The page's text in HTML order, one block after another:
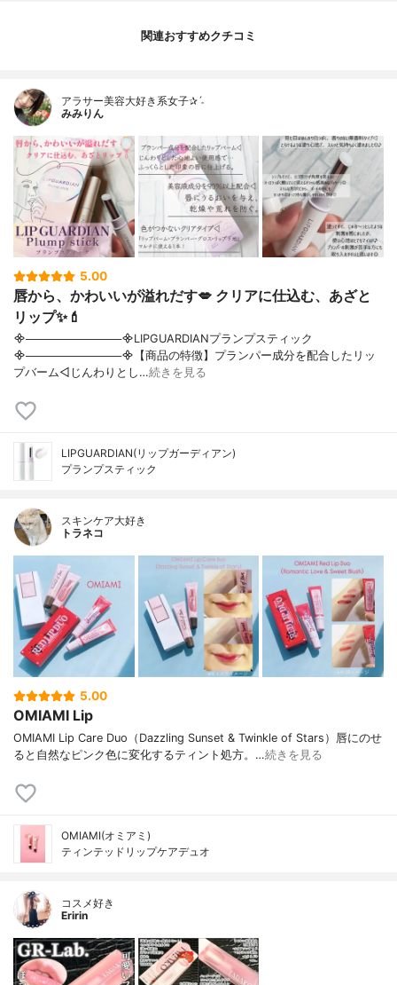
関連おすすめクチコミ
アラサー美容大好き系女子✰ˊ˗
みみりん
5.00
唇から、かわいいが溢れだす💋 クリアに仕込む、あざと
リップ✨💄
᯽────────────᯽LIPGUARDIANプランプスティック
᯽────────────᯽【商品の特徴】プランパー成分を配合したリッ
プバーム◁じんわりとし…続きを見る
LIPGUARDIAN(リップガーディアン)
プランプスティック
スキンケア大好き
トラネコ
5.00
OMIAMI Lip
OMIAMI Lip Care Duo（Dazzling Sunset & Twinkle of Stars）唇にのせ
ると自然なピンク色に変化するティント処方。…続きを見る
OMIAMI(オミアミ)
ティンテッドリップケアデュオ
コスメ好き
Eririn